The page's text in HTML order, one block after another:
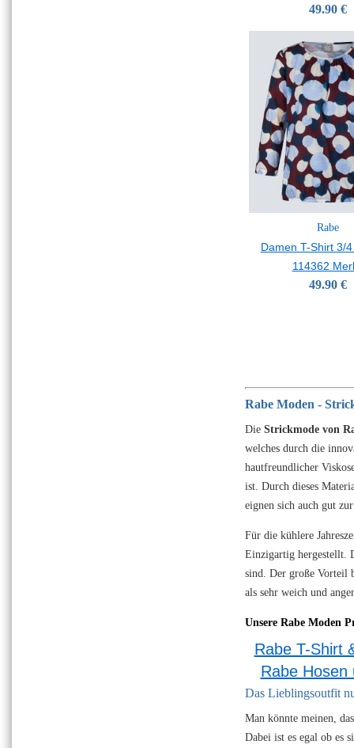
49.90 €
Rabe
Damen T-Shirt 3/
114362
49.90 €
Rabe Moden -
Die Strickmode von
welches durch die
hautfreundlicher
ist. Durch dieses
eignen sich auch gut
Für die kühlere
Einzigartig hergestellt.
sind. Der große Vorteil
als sehr weich und
Unsere Rabe Moden
Rabe T-Shirt
Rabe Hosen
Das Lieblingsoutfit
Man könnte meinen,
Dabei ist es egal ob es